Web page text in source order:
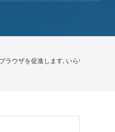
ウザを促進します, いらいらFirefox